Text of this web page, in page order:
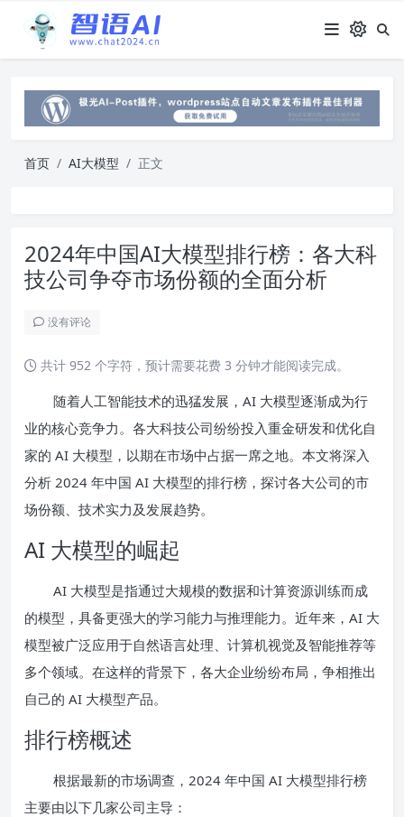
首页 AI大模型 正文
2024年中国AI大模型排行榜：各大科
技公司争夺市场份额的全面分析
没有评论
共计 952 个字符，预计需要花费 3 分钟才能阅读完成。
随着人工智能技术的迅猛发展，AI 大模型逐渐成为行
业的核心竞争力。各大科技公司纷纷投入重金研发和优化自
家的 AI 大模型，以期在市场中占据一席之地。本文将深入
分析 2024 年中国 AI 大模型的排行榜，探讨各大公司的市
场份额、技术实力及发展趋势。
AI 大模型的崛起
AI 大模型是指通过大规模的数据和计算资源训练而成
的模型，具备更强大的学习能力与推理能力。近年来，AI 大
模型被广泛应用于自然语言处理、计算机视觉及智能推荐等
多个领域。在这样的背景下，各大企业纷纷布局，争相推出
自己的 AI 大模型产品。
排行榜概述
根据最新的市场调查，2024 年中国 AI 大模型排行榜
主要由以下几家公司主导：